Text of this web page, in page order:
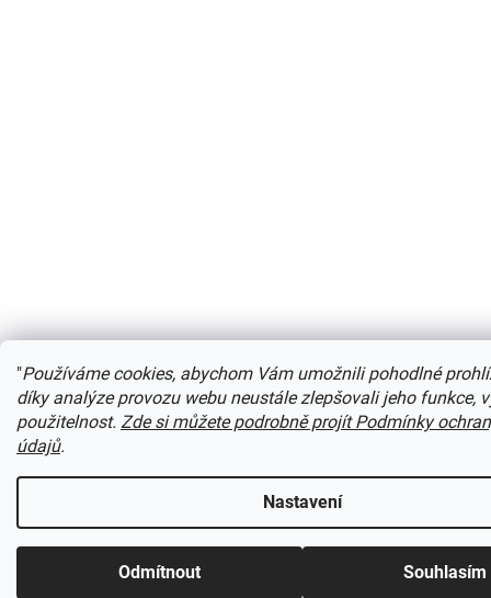
"Používáme cookies, abychom Vám umožnili pohodlné
díky analýze provozu webu neustále zlepšovali jeho funkce,
použitelnost. Zde si můžete podrobně projít Podmínky
údajů.
Nastavení
Odmítnout Souhlasím